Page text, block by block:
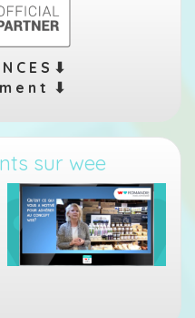
C E S ⬇︎
e n t ⬇︎
sur wee